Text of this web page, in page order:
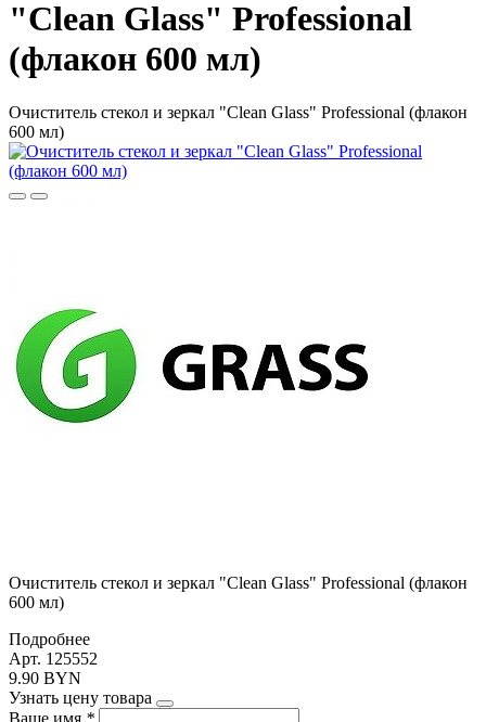
"Clean Glass" Professional
(флакон 600 мл)
Очиститель стекол и зеркал "Clean Glass" Professional (флакон
600 мл)
Очиститель стекол и зеркал "Clean Glass" Professional (флакон
600 мл)
Подробнее
Арт. 125552
9.90 BYN
Узнать цену товара
Ваше имя *